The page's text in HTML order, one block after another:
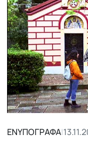
ΕΝΥΠΟΓΡΑΦΑ|